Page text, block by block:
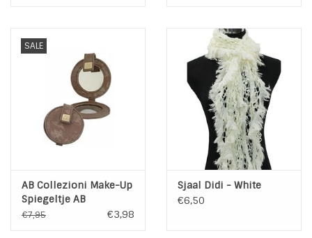
SALE
AB Collezioni Make-Up
Spiegeltje AB
Collezioni
€7,95 €3,98
Sjaal Didi - White
€6,50